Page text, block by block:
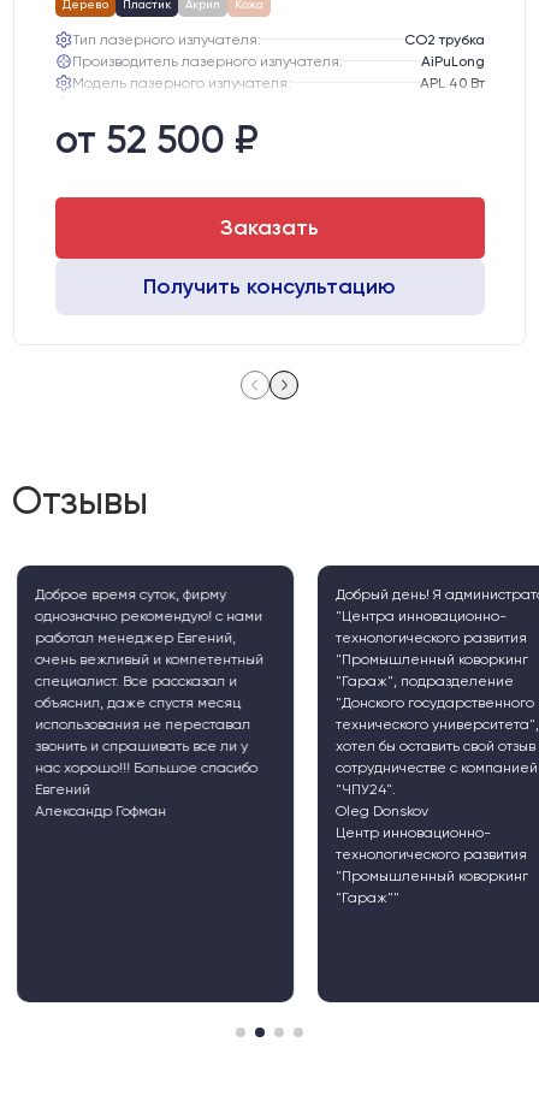
Дерево Пластик Акрил Кожа
Тип лазерного излучателя:
СО2 трубка
Производитель лазерного излучателя:
AiPuLong
Модель лазерного излучателя:
APL 40 Вт
Линза:
Зеркала:
от 52 500 ₽
Заказать
Получить консультацию
Отзывы
Доброе время суток, фирму
однозначно рекомендую! с нами
работал менеджер Евгений,
очень вежливый и компетентный
специалист. Все рассказал и
объяснил, даже спустя месяц
использования не переставал
звонить и спрашивать все ли у
нас хорошо!!! Большое спасибо
Евгений
Александр Гофман
Добрый день! Я
"Центра инновационно-
технологического развития
"Промышленный коворкинг
"Гараж", подразделение
"Донского государственного
технического университета",
хотел бы оставить свой отзыв
сотрудничестве с компанией
"ЧПУ24".
Oleg Donskov
Центр инновационно-
технологического развития
"Промышленный коворкинг
"Гараж""